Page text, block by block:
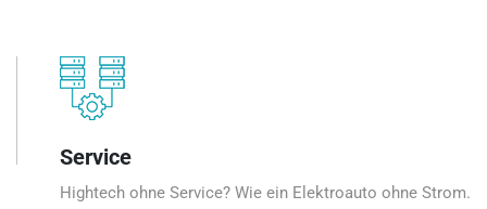
Service
Hightech ohne Service? Wie ein Elektroauto ohne Strom.